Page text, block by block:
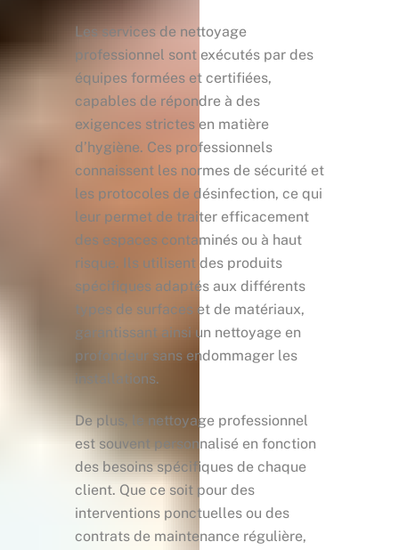
Les services de nettoyage
professionnel sont exécutés par des
équipes formées et certifiées,
capables de répondre à des
exigences strictes en matière
d’hygiène. Ces professionnels
connaissent les normes de sécurité et
les protocoles de désinfection, ce qui
leur permet de traiter efficacement
des espaces contaminés ou à haut
risque. Ils utilisent des produits
spécifiques adaptés aux différents
types de surfaces et de matériaux,
garantissant ainsi un nettoyage en
profondeur sans endommager les
installations.
De plus, le nettoyage professionnel
est souvent personnalisé en fonction
des besoins spécifiques de chaque
client. Que ce soit pour des
interventions ponctuelles ou des
contrats de maintenance régulière,